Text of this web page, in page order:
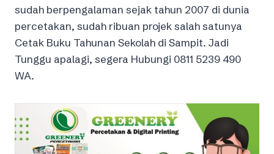
sudah berpengalaman sejak tahun 2007 di dunia
percetakan, sudah ribuan projek salah satunya
Cetak Buku Tahunan Sekolah di Sampit. Jadi
Tunggu apalagi, segera Hubungi 0811 5239 490
WA.